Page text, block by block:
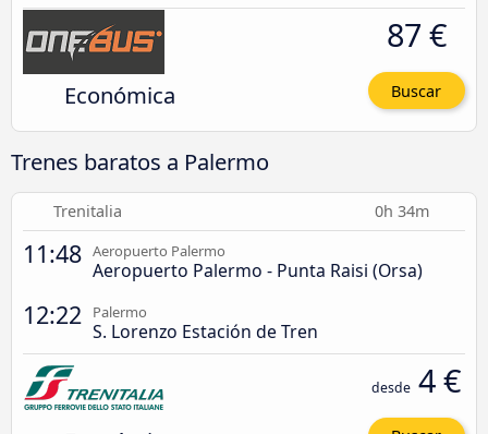
Económica
87 €
Buscar
Trenes baratos a Palermo
Trenitalia 0h 34m
11:48 Aeropuerto Palermo
Aeropuerto Palermo - Punta Raisi (Orsa)
12:22 Palermo
S. Lorenzo Estación de Tren
desde 4 €